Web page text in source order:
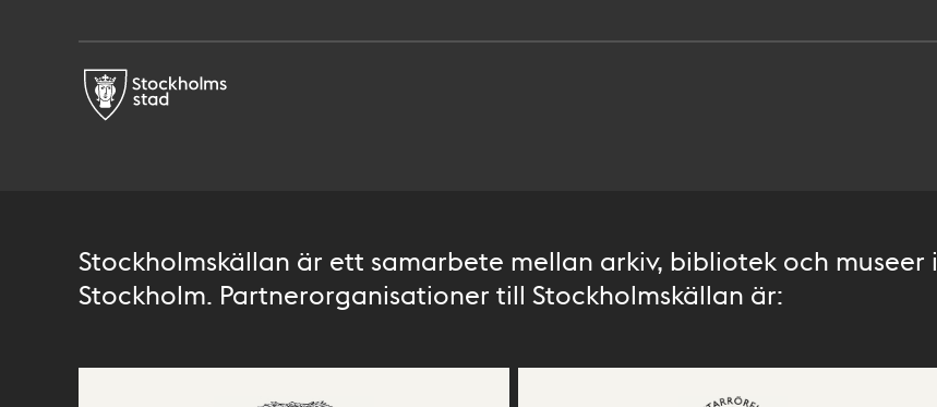
Stockholmskällan är ett samarbete mellan arkiv, bibliotek och museer i
Stockholm. Partnerorganisationer till Stockholmskällan är: